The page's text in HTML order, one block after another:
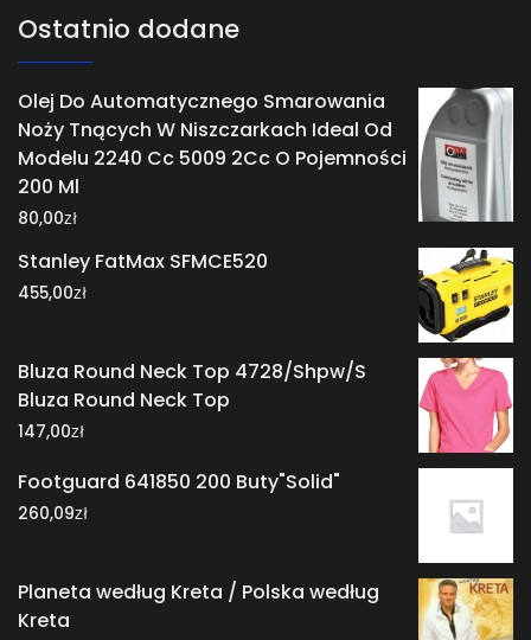
Ostatnio dodane
Olej Do Automatycznego Smarowania
Noży Tnących W Niszczarkach Ideal Od
Modelu 2240 Cc 5009 2Cc O Pojemności
200 Ml
80,00zł
Stanley FatMax SFMCE520
455,00zł
Bluza Round Neck Top 4728/Shpw/S
Bluza Round Neck Top
147,00zł
Footguard 641850 200 Buty"Solid"
260,09zł
Planeta według Kreta / Polska według
Kreta